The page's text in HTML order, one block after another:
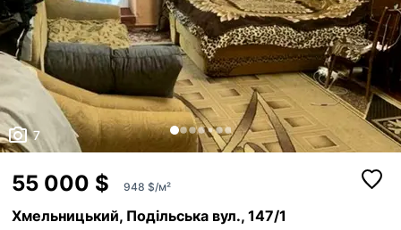
7
55 000 $ 948 $/м²
Хмельницький, Подільська вул., 147/1